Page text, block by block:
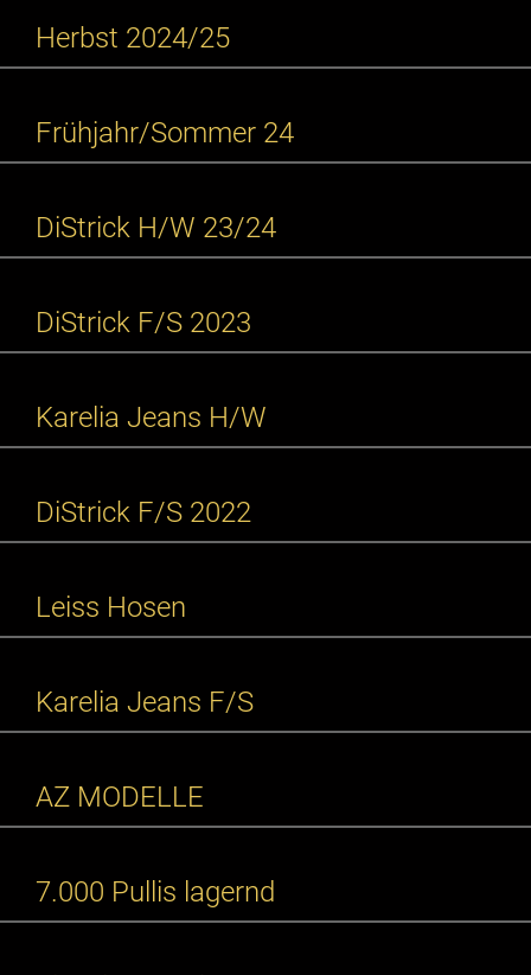
Herbst 2024/25
Frühjahr/Sommer 24
DiStrick H/W 23/24
DiStrick F/S 2023
Karelia Jeans H/W
DiStrick F/S 2022
Leiss Hosen
Karelia Jeans F/S
AZ MODELLE
7.000 Pullis lagernd